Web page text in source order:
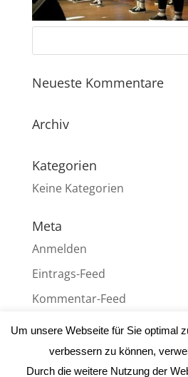
Neueste Kommentare
Archiv
Kategorien
Keine Kategorien
Meta
Anmelden
Eintrags-Feed
Kommentar-Feed
WordPress.org
Um unsere Webseite für Sie optimal
verbessern zu können,
Durch die weitere Nutzung der